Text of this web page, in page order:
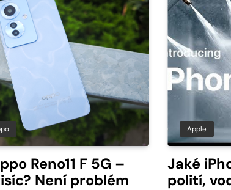
Reno11 F 5G –
Není problém
Apple
Jaké
polití,